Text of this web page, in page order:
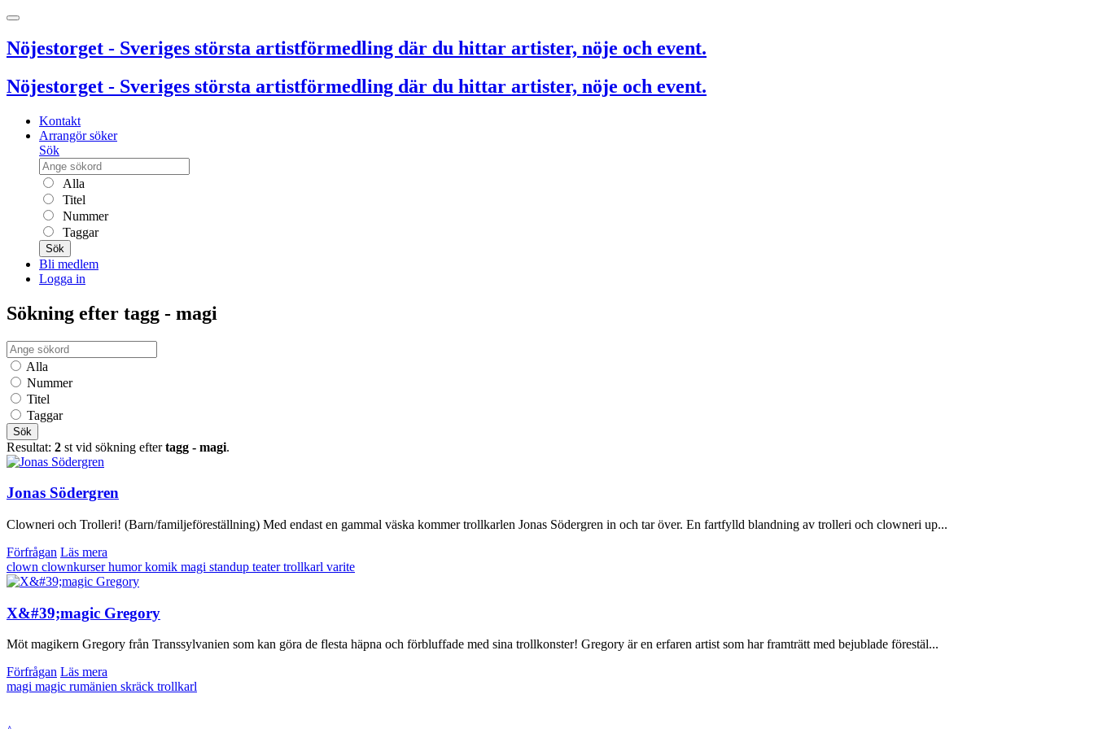
Nöjestorget - Sveriges största artistförmedling där du hittar artister, nöje och event.
Nöjestorget - Sveriges största artistförmedling där du hittar artister, nöje och event.
Kontakt
Arrangör söker
Sök
Alla
Titel
Nummer
Taggar
Sök
Bli medlem
Logga in
Sökning efter tagg - magi
Alla
Nummer
Titel
Taggar
Sök
Resultat: 2 st vid sökning eftertagg - magi.
Jonas Södergren
Clowneri och Trolleri! (Barn/familjeföreställning) Med endast en gammal väska kommer trollkarlen Jonas Södergren in och tar över. En fartfylld blandning av trolleri och clowneri up...
Förfrågan Läs mera
clown clownkurserhumorkomik magi standup teatertrollkarl varite
X&#39;magic Gregory
Möt magikern Gregory från Transsylvanien som kan göra de flesta häpna och förbluffade med sina trollkonster! Gregory är en erfaren artist som har framträtt med bejublade förestäl...
Förfrågan Läs mera
magi magic rumänien skräck trollkarl